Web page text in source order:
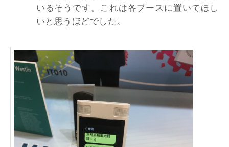
いるそうです。これは各ブースに置いてほし
いと思うほどでした。